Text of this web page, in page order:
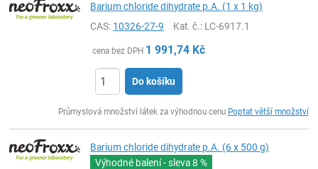
Barium chloride dihydrate p.A. (1 x 1 kg)
CAS: 10326-27-9 Kat. č.: LC-6917.1
cena bez DPH 1 991,74 Kč
Do košíku
Průmyslová množství látek za výhodnou cenu Poptat větší množství
Barium chloride dihydrate p.A. (6 x 500 g)
Výhodné balení - sleva8 %